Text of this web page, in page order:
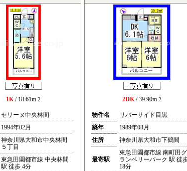
1K/ 18.61m 2
セリーヌ中央林間
1994年02月
神奈川県大和市中央林間
５丁目
東急田園都市線 中央林間
駅 徒歩 4分
2DK/ 39.90m 2
物件名
リバーサイド目黒
築年
1989年03月
住所
神奈川県大和市下鶴間
最寄駅
東急田園都市線 南町田グ
ランベリーパーク 駅 徒
18分